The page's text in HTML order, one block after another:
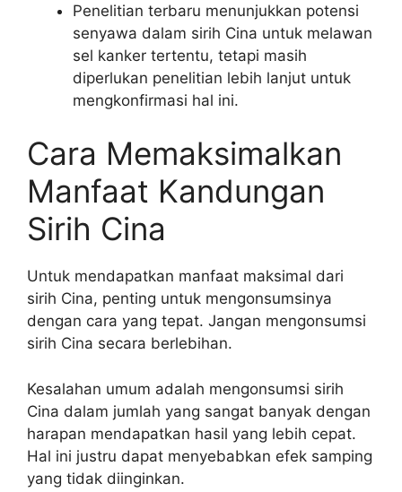
Penelitian terbaru menunjukkan potensi
senyawa dalam sirih Cina untuk melawan
sel kanker tertentu, tetapi masih
diperlukan penelitian lebih lanjut untuk
mengkonfirmasi hal ini.
Cara Memaksimalkan
Manfaat Kandungan
Sirih Cina
Untuk mendapatkan manfaat maksimal dari
sirih Cina, penting untuk mengonsumsinya
dengan cara yang tepat. Jangan mengonsumsi
sirih Cina secara berlebihan.
Kesalahan umum adalah mengonsumsi sirih
Cina dalam jumlah yang sangat banyak dengan
harapan mendapatkan hasil yang lebih cepat.
Hal ini justru dapat menyebabkan efek samping
yang tidak diinginkan.